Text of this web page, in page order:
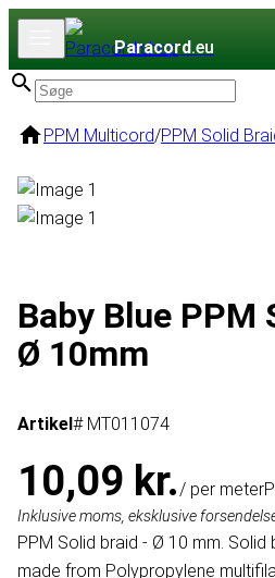
Paracord.eu
PPM Multicord/PPM Solid
Baby Blue PPM
Ø 10mm
Artikel# MT011074
10,09 kr./ per meter
Inklusive moms, eksklusive
PPM Solid braid - Ø 10 mm. Solid
made from Polypropylene